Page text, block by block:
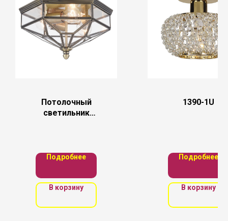
Потолочный
светильник
Подробнее
В корзину
1390-1U
Подробнее
В корзину